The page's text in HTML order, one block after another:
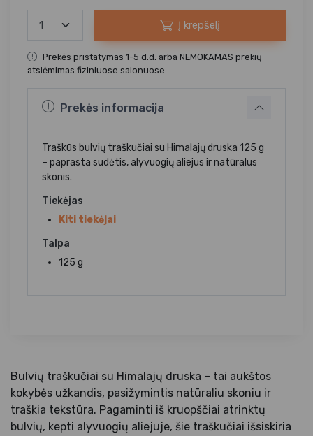
Į krepšelį
Prekės pristatymas 1-5 d.d. arba NEMOKAMAS prekių
atsiėmimas fiziniuose salonuose
Prekės informacija
Traškūs bulvių traškučiai su Himalajų druska 125 g
– paprasta sudėtis, alyvuogių aliejus ir natūralus
skonis.
Tiekėjas
Kiti tiekėjai
Talpa
125 g
Bulvių traškučiai su Himalajų druska – tai aukštos
kokybės užkandis, pasižymintis natūraliu skoniu ir
traškia tekstūra. Pagaminti iš kruopščiai atrinktų
bulvių, kepti alyvuogių aliejuje, šie traškučiai išsiskiria